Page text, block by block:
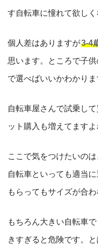
す自転車に憧れて欲しく
個人差はありますが3-4
思います。ところで子
で選べばいいかわかりま
自転車屋さんで試乗し
ット購入も増えてますよ
ここで気をつけたいの
自転車といっても適当
もらってもサイズが合わ
もちろん大きい自転車
きすぎると危険です。